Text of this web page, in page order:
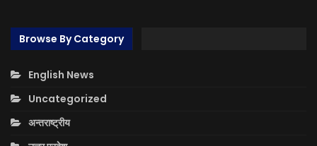
Browse By Category
English News
Uncategorized
अन्तराष्ट्रीय